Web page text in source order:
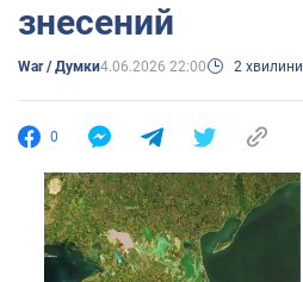
знесений
War / Думки4.06.2026 22:00 2 хвилини
0